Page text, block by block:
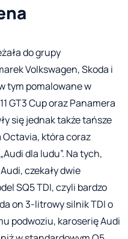
do grupy
Volkswagen, Skoda i
tym pomalowane w
GT3 Cup oraz Panamera
się jednak także tańsze
Octavia, która coraz
dla ludu”. Na tych,
czekały dwie
SQ5 TDI, czyli bardzo
on 3-litrowy silnik TDI o
podwoziu, karoserię Audi